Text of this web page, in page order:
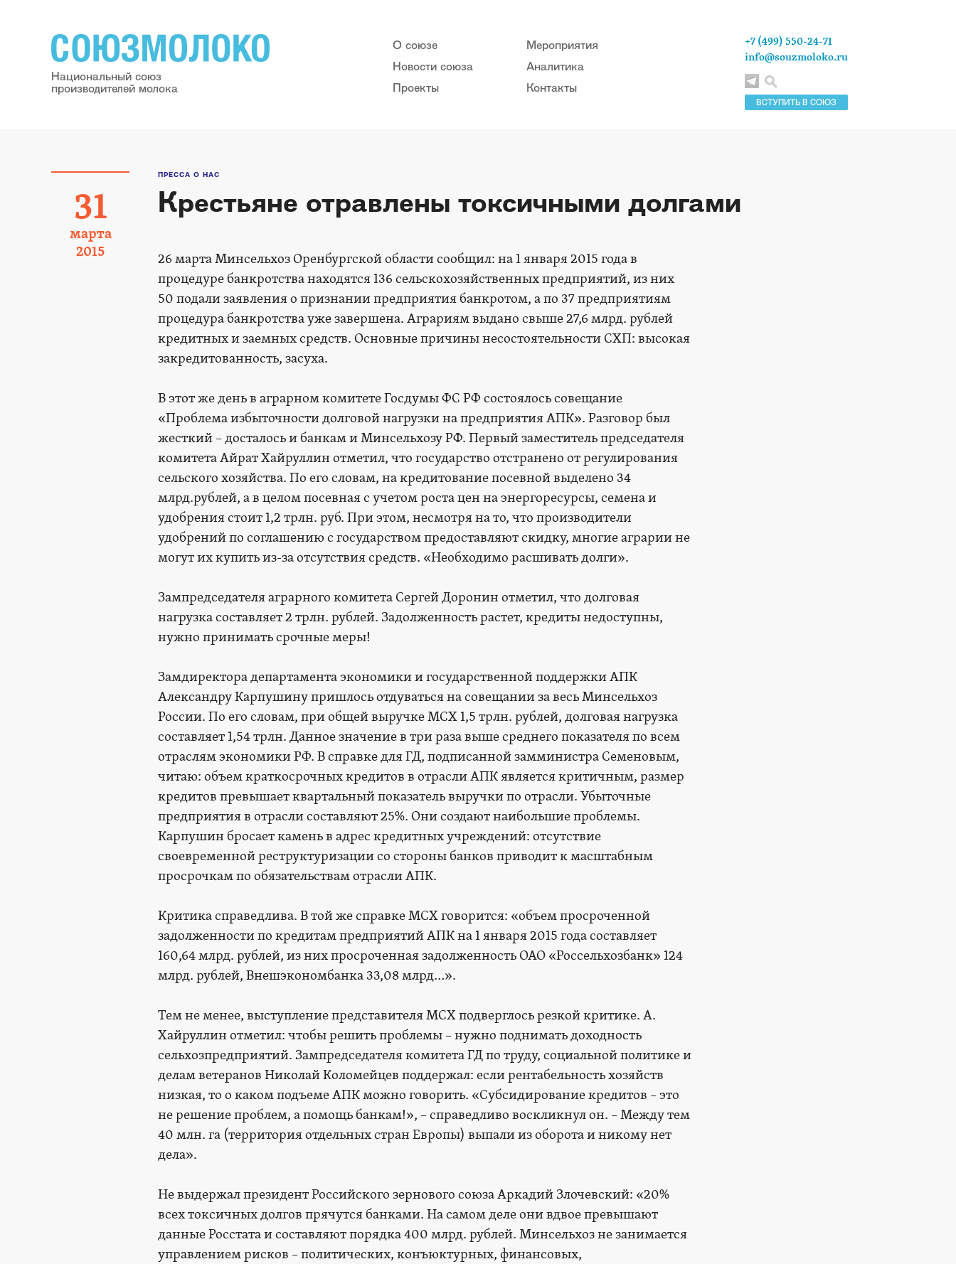
Национальный союз
производителей молока
О союзе
Новости союза
Проекты
Мероприятия
Аналитика
Контакты
ВСТУПИТЬ В СОЮЗ
+7 (499) 550-24-71
info@souzmoloko.ru
31
марта
2015
ПРЕССА О НАС
Крестьяне отравлены токсичными долгами
26 марта Минсельхоз Оренбургской области сообщил: на 1 января 2015 года в
процедуре банкротства находятся 136 сельскохозяйственных предприятий, из них
50 подали заявления о признании предприятия банкротом, а по 37 предприятиям
процедура банкротства уже завершена. Аграриям выдано свыше 27,6 млрд. рублей
кредитных и заемных средств. Основные причины несостоятельности СХП: высокая
закредитованность, засуха.
В этот же день в аграрном комитете Госдумы ФС РФ состоялось совещание
«Проблема избыточности долговой нагрузки на предприятия АПК». Разговор был
жесткий – досталось и банкам и Минсельхозу РФ. Первый заместитель председателя
комитета Айрат Хайруллин отметил, что государство отстранено от регулирования
сельского хозяйства. По его словам, на кредитование посевной выделено 34
млрд.рублей, а в целом посевная с учетом роста цен на энергоресурсы, семена и
удобрения стоит 1,2 трлн. руб. При этом, несмотря на то, что производители
удобрений по соглашению с государством предоставляют скидку, многие аграрии не
могут их купить из-за отсутствия средств. «Необходимо расшивать долги».
Зампредседателя аграрного комитета Сергей Доронин отметил, что долговая
нагрузка составляет 2 трлн. рублей. Задолженность растет, кредиты недоступны,
нужно принимать срочные меры!
Замдиректора департамента экономики и государственной поддержки АПК
Александру Карпушину пришлось отдуваться на совещании за весь Минсельхоз
России. По его словам, при общей выручке МСХ 1,5 трлн. рублей, долговая нагрузка
составляет 1,54 трлн. Данное значение в три раза выше среднего показателя по всем
отраслям экономики РФ. В справке для ГД, подписанной замминистра Семеновым,
читаю: объем краткосрочных кредитов в отрасли АПК является критичным, размер
кредитов превышает квартальный показатель выручки по отрасли. Убыточные
предприятия в отрасли составляют 25%. Они создают наибольшие проблемы.
Карпушин бросает камень в адрес кредитных учреждений: отсутствие
своевременной реструктуризации со стороны банков приводит к масштабным
просрочкам по обязательствам отрасли АПК.
Критика справедлива. В той же справке МСХ говорится: «объем просроченной
задолженности по кредитам предприятий АПК на 1 января 2015 года составляет
160,64 млрд. рублей, из них просроченная задолженность ОАО «Россельхозбанк» 124
млрд. рублей, Внешэкономбанка 33,08 млрд…».
Тем не менее, выступление представителя МСХ подверглось резкой критике. А.
Хайруллин отметил: чтобы решить проблемы – нужно поднимать доходность
сельхозпредприятий. Зампредседателя комитета ГД по труду, социальной политике и
делам ветеранов Николай Коломейцев поддержал: если рентабельность хозяйств
низкая, то о каком подъеме АПК можно говорить. «Субсидирование кредитов – это
не решение проблем, а помощь банкам!», – справедливо воскликнул он. – Между тем
40 млн. га (территория отдельных стран Европы) выпали из оборота и никому нет
дела».
Не выдержал президент Российского зернового союза Аркадий Злочевский: «20%
всех токсичных долгов прячутся банками. На самом деле они вдвое превышают
данные Росстата и составляют порядка 400 млрд. рублей. Минсельхоз не занимается
управлением рисков – политических, конъюктурных, финансовых,